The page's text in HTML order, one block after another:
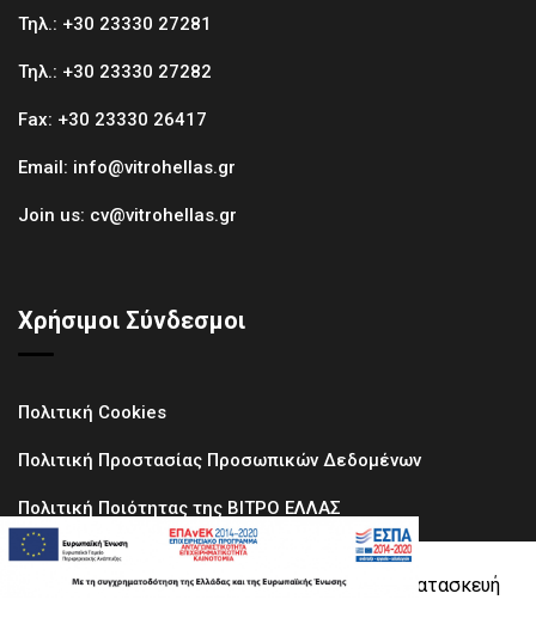
Τηλ.: +30 23330 27281
Τηλ.: +30 23330 27282
Fax: +30 23330 26417
Email: info@vitrohellas.gr
Join us: cv@vitrohellas.gr
Χρήσιμοι Σύνδεσμοι
Πολιτική Cookies
Πολιτική Προστασίας Προσωπικών Δεδομένων
Πολιτική Ποιότητας της ΒΙΤΡΟ ΕΛΛΑΣ
Copyright © 2018Vitro Hellas - Φυτώριο
- Κατασκευή